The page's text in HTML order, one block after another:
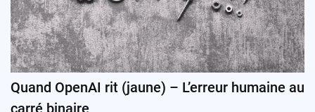
Quand OpenAI rit (jaune) – L’erreur humaine au
carré binaire